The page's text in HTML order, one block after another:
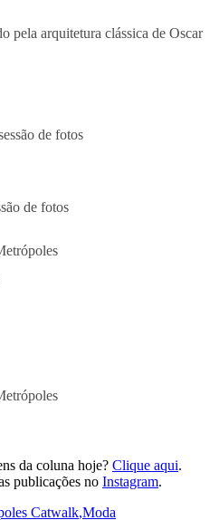
pela arquitetura clássica de Oscar
de fotos
da coluna hoje? Clique aqui.
publicações no Instagram.
Catwalk,Moda